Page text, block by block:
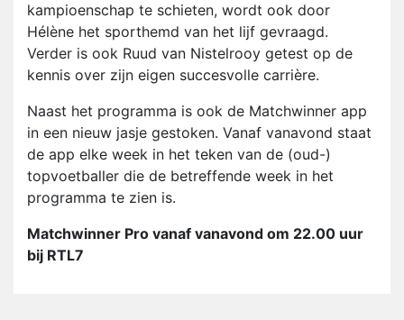
kampioenschap te schieten, wordt ook door
Hélène het sporthemd van het lijf gevraagd.
Verder is ook Ruud van Nistelrooy getest op de
kennis over zijn eigen succesvolle carrière.
Naast het programma is ook de Matchwinner app
in een nieuw jasje gestoken. Vanaf vanavond staat
de app elke week in het teken van de (oud-)
topvoetballer die de betreffende week in het
programma te zien is.
Matchwinner Pro vanaf vanavond om 22.00 uur
bij RTL7